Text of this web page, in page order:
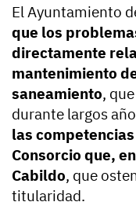
El Ayuntamiento
que los
directamente
mantenimiento
saneamiento,
durante largos
las
Consorcio que,
Cabildo, que
titularidad.